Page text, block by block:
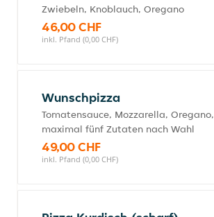
Zwiebeln, Knoblauch, Oregano
46,00 CHF
inkl. Pfand (0,00 CHF)
Wunschpizza
Tomatensauce, Mozzarella, Oregano,
maximal fünf Zutaten nach Wahl
49,00 CHF
inkl. Pfand (0,00 CHF)